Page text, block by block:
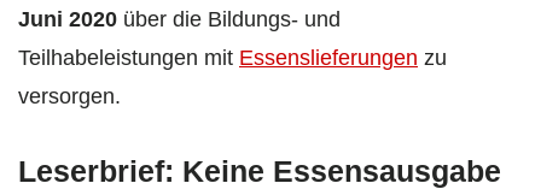
Juni 2020 über die Bildungs- und
Teilhabeleistungen mit Essenslieferungen zu
versorgen.
Leserbrief: Keine Essensausgabe